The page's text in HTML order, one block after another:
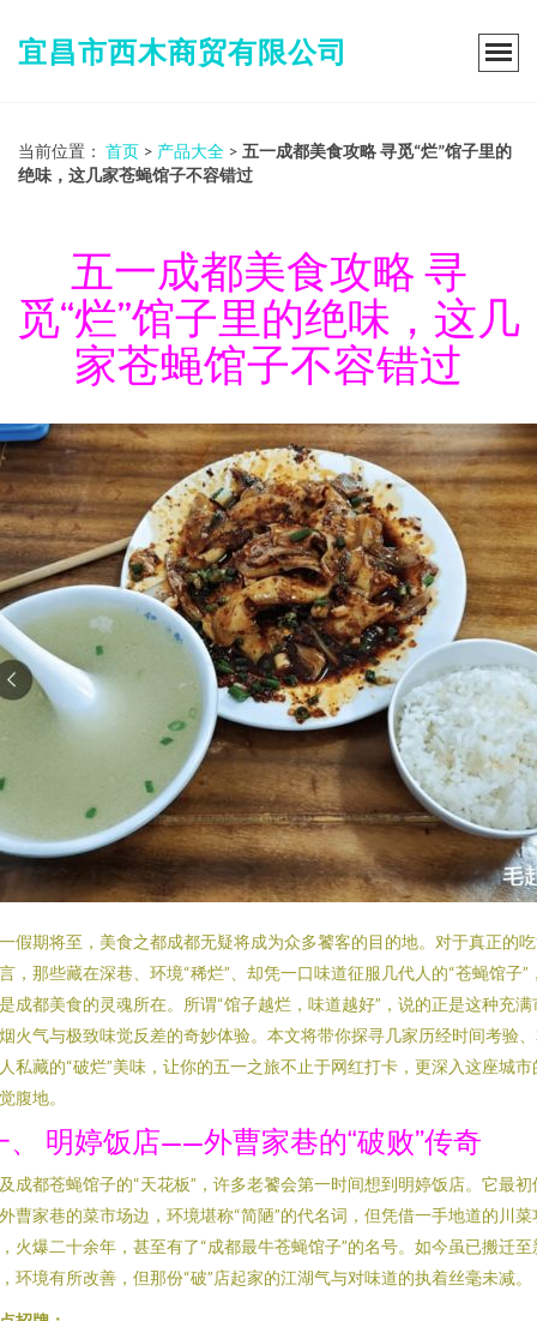
宜昌市西木商贸有限公司
当前位置： 首页 > 产品大全 > 五一成都美食攻略 寻觅“烂”馆子里的
绝味，这几家苍蝇馆子不容错过
五一成都美食攻略 寻
觅“烂”馆子里的绝味，这几
家苍蝇馆子不容错过
假期将至，美食之都成都无疑将成为众多饕客的目的地。对于真正的
，那些藏在深巷、环境“稀烂”、却凭一口味道征服几代人的“苍蝇馆子”
成都美食的灵魂所在。所谓“馆子越烂，味道越好”，说的正是这种充满
火气与极致味觉反差的奇妙体验。本文将带你探寻几家历经时间考验
私藏的“破烂”美味，让你的五一之旅不止于网红打卡，更深入这座城市
腹地。
、 明婷饭店——外曹家巷的“破败”传奇
成都苍蝇馆子的“天花板”，许多老饕会第一时间想到明婷饭店。它最初
曹家巷的菜市场边，环境堪称“简陋”的代名词，但凭借一手地道的川菜
火爆二十余年，甚至有了“成都最牛苍蝇馆子”的名号。如今虽已搬迁至
环境有所改善，但那份“破”店起家的江湖气与对味道的执着丝毫未减。